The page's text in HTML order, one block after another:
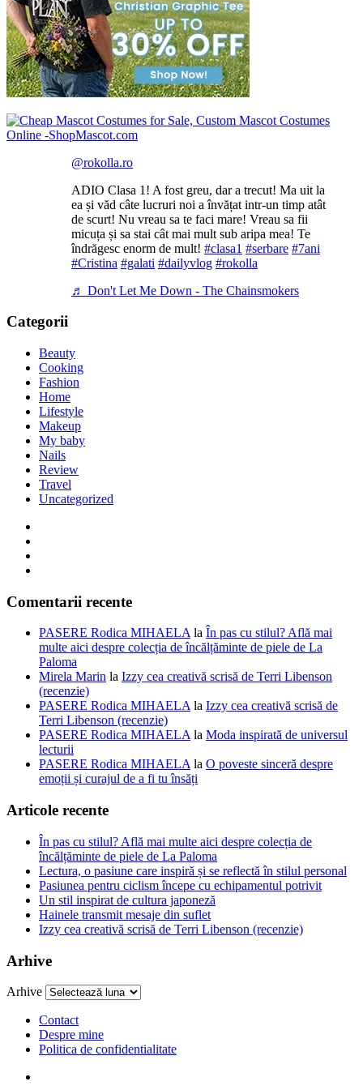
@rokolla.ro
ADIO Clasa 1! A fost greu, dar a trecut! Ma uit la
ea și văd câte lucruri noi a învățat intr-un timp atât
de scurt! Nu vreau sa te faci mare! Vreau sa fii
micuța și sa stai cât mai mult sub aripa mea! Te
îndrăgesc enorm de mult! #clasa1 #serbare #7ani
#Cristina #galati #dailyvlog #rokolla
♬ Don't Let Me Down - The Chainsmokers
Categorii
Beauty
Cooking
Fashion
Home
Lifestyle
Makeup
My baby
Nails
Review
Travel
Uncategorized
Comentarii recente
PASERE Rodica MIHAELAla În pas cu stilul? Află mai
multe aici despre colecția de încălțăminte de piele de La
Paloma
Mirela Marin la Izzy cea creativă scrisă de Terri Libenson
(recenzie)
PASERE Rodica MIHAELAla Izzy cea creativă scrisă de
Terri Libenson (recenzie)
PASERE Rodica MIHAELAla Moda inspirată de universul
lecturii
PASERE Rodica MIHAELAla O poveste sinceră despre
emoții și curajul de a fi tu însăți
Articole recente
În pas cu stilul? Află mai multe aici despre colecția de
încălțăminte de piele de La Paloma
Lectura, o pasiune care inspiră și se reflectă în stilul personal
Pasiunea pentru ciclism începe cu echipamentul potrivit
Un stil inspirat de cultura japoneză
Hainele transmit mesaje din suflet
Izzy cea creativă scrisă de Terri Libenson (recenzie)
Arhive
Arhive
Contact
Despre mine
Politica de confidentialitate